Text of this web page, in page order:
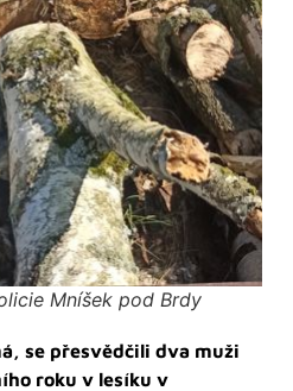
Mníšek pod Brdy
se přesvědčili dva muži
roku v lesíku v